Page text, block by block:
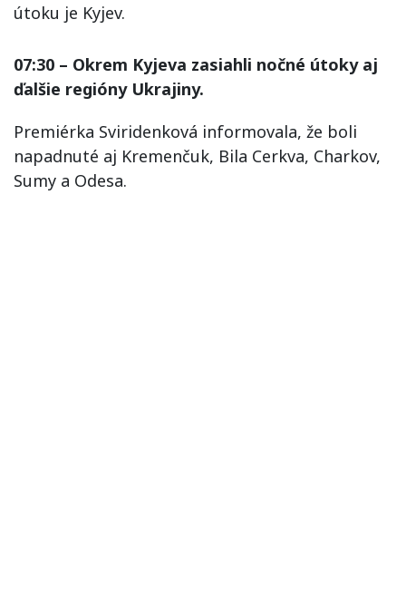
útoku je Kyjev.
07:30 – Okrem Kyjeva zasiahli nočné útoky aj
ďalšie regióny Ukrajiny.
Premiérka Sviridenková informovala, že boli
napadnuté aj Kremenčuk, Bila Cerkva, Charkov,
Sumy a Odesa.